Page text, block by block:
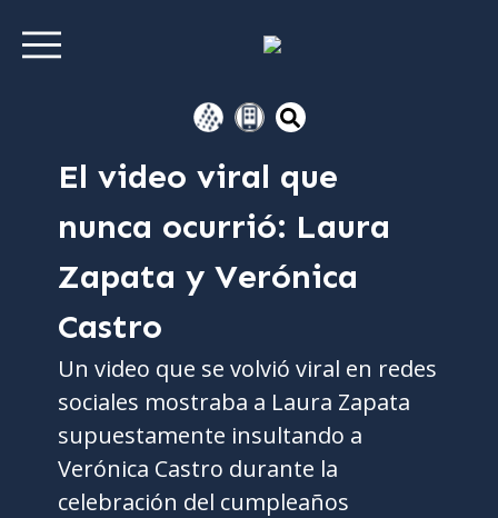
El video viral que
nunca ocurrió: Laura
Zapata y Verónica
Castro
Un video que se volvió viral en redes
sociales mostraba a Laura Zapata
supuestamente insultando a
Verónica Castro durante la
celebración del cumpleaños